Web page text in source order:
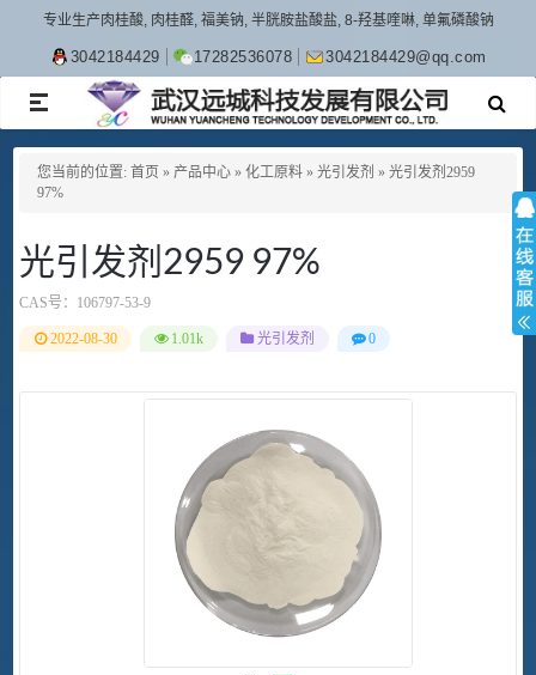
专业生产肉桂酸, 肉桂醛, 福美钠, 半胱胺盐酸盐, 8-羟基喹啉, 单氟磷酸钠
3042184429 17282536078 3042184429@qq.com
TOGGLE
NAVIGATION
您当前的位置: 首页 » 产品中心 » 化工原料 » 光引发剂 » 光引发剂2959
97%
光引发剂2959 97%
CAS号： 106797-53-9
2022-08-30 1.01k 光引发剂 0